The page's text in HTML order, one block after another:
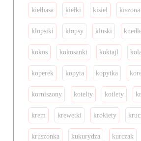
kiełbasa kiełki kisiel
klopsiki klopsy kluski
kokos kokosanki koktajl
koperek kopyta kopytka
korniszony kotelty kotlety
krem krewetki krokiety
kruszonka kukurydza kurczak